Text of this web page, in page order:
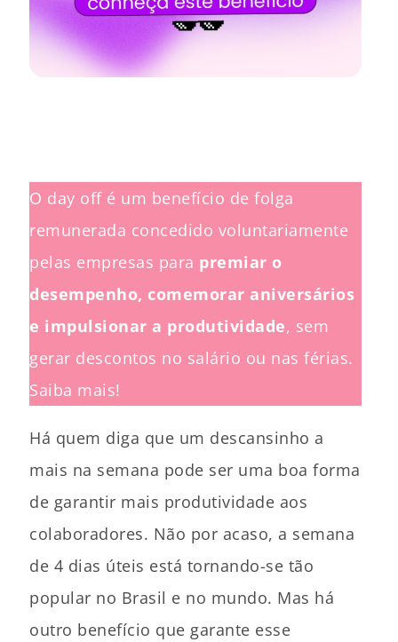
O day off é um benefício de folga
remunerada concedido voluntariamente
pelas empresas para premiar o
desempenho, comemorar aniversários
e impulsionar a produtividade, sem
gerar descontos no salário ou nas férias.
Saiba mais!
Há quem diga que um descansinho a
mais na semana pode ser uma boa forma
de garantir mais produtividade aos
colaboradores. Não por acaso, a semana
de 4 dias úteis está tornando-se tão
popular no Brasil e no mundo. Mas há
outro benefício que garante esse